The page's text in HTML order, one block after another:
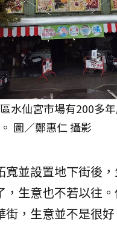
水仙宮市場有200多
圖／鄭惠仁 攝影
寬並設置地下街後，
，生意也不若以往
街，生意並不是很